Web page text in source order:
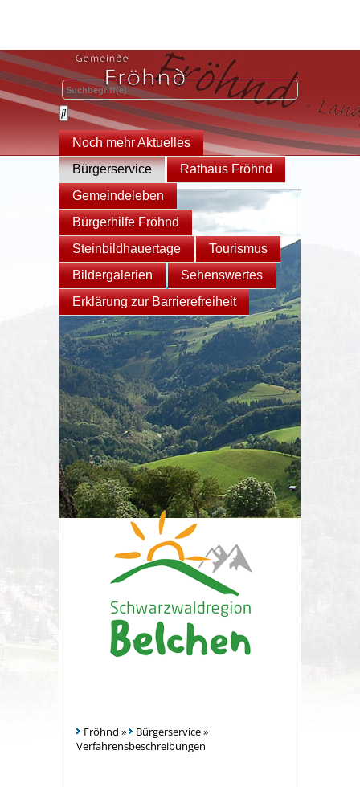
Noch mehr Aktuelles
Bürgerservice
Rathaus Fröhnd
Gemeindeleben
Bürgerhilfe Fröhnd
Steinbildhauertage
Tourismus
Bildergalerien
Sehenswertes
Erklärung zur Barrierefreiheit
Fröhnd » Bürgerservice»
Verfahrensbeschreibungen